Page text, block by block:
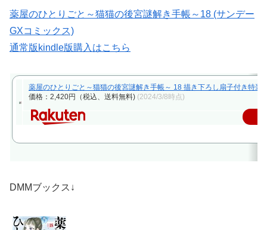
薬屋のひとりごと～猫猫の後宮謎解き手帳～18 (サンデー
GXコミックス)
通常版kindle版購入はこちら
薬屋のひとりごと～猫猫の後宮謎解き手帳～ 18 描き下ろし扇子付き特装
価格：2,420円（税込、送料無料) (2024/3/8時点)
DMMブックス↓